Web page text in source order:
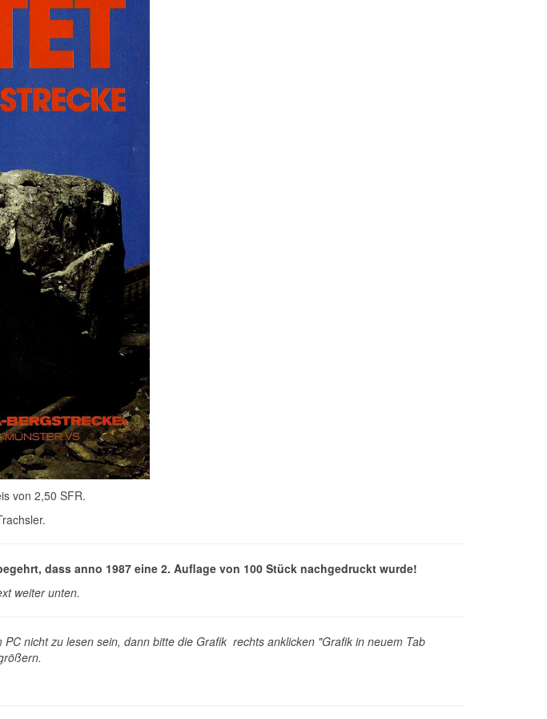
von 2,50 SFR.
dass anno 1987 eine 2. Auflage von 100 Stück nachgedruckt wurde!
weiter unten.
PC nicht zu lesen sein, dann bitte die Grafik rechts anklicken "Grafik in neuem Tab